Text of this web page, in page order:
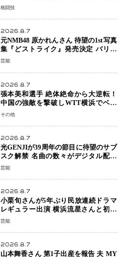
SAMURAI 2」決戦へ万全の準備整う
格闘技
2026.8.7
元NMB48 原かれんさん 待望の1st写真
集『どストライク』発売決定 バリで
魅せる25歳の新境地
芸能
2026.8.7
張本美和選手 絶体絶命から大逆転！
中国の強敵を撃破しWTT横浜でベス
ト8進出
その他
2026.8.7
光GENJIが39周年の節目に待望のサブ
スク解禁 名曲の数々がデジタル配信
へ 40周年へ向け1年間で全作品を順次
芸能
2026.8.7
小栗旬さんが5年ぶり民放連続ドラマ
レギュラー出演 横浜流星さんと初共
演『LOST10』で異色バディ結成
芸能
2026.8.7
山本舞香さん 第1子出産を報告 夫 MY